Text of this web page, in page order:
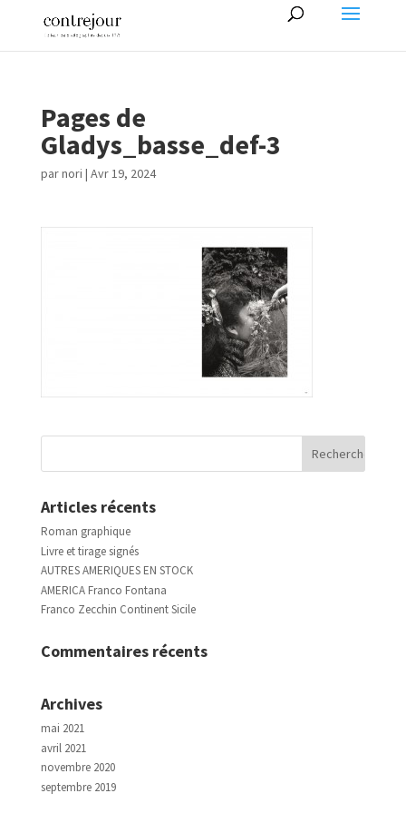
Pages de
Gladys_basse_def-3
parnori | Avr 19, 2024
Articles récents
Roman graphique
Livre et tirage signés
AUTRES AMERIQUES EN STOCK
AMERICA Franco Fontana
Franco Zecchin Continent Sicile
Commentaires récents
Archives
mai 2021
avril 2021
novembre 2020
septembre 2019